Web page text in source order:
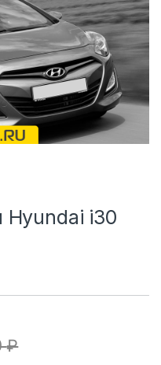
Hyundai i30
₽